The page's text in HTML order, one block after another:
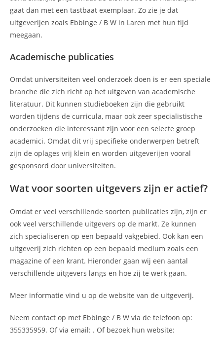
gaat dan met een tastbaat exemplaar. Zo zie je dat
uitgeverijen zoals Ebbinge / B W in Laren met hun tijd
meegaan.
Academische publicaties
Omdat universiteiten veel onderzoek doen is er een speciale
branche die zich richt op het uitgeven van academische
literatuur. Dit kunnen studieboeken zijn die gebruikt
worden tijdens de curricula, maar ook zeer specialistische
onderzoeken die interessant zijn voor een selecte groep
academici. Omdat dit vrij specifieke onderwerpen betreft
zijn de oplages vrij klein en worden uitgeverijen vooral
gesponsord door universiteiten.
Wat voor soorten uitgevers zijn er actief?
Omdat er veel verschillende soorten publicaties zijn, zijn er
ook veel verschillende uitgevers op de markt. Ze kunnen
zich specialiseren op een bepaald vakgebied. Ook kan een
uitgeverij zich richten op een bepaald medium zoals een
magazine of een krant. Hieronder gaan wij een aantal
verschillende uitgevers langs en hoe zij te werk gaan.
Meer informatie vind u op de website van de uitgeverij.
Neem contact op met Ebbinge / B W via de telefoon op:
355335959. Of via email: . Of bezoek hun website: